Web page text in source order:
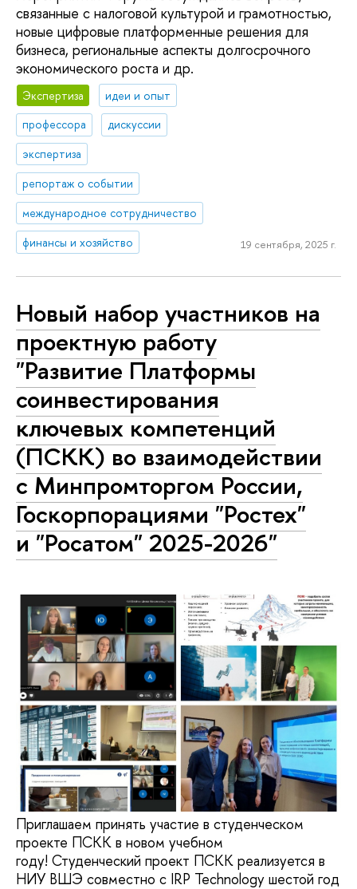
связанные с налоговой культурой и грамотностью,
новые цифровые платформенные решения для
бизнеса, региональные аспекты долгосрочного
экономического роста и др.
Экспертиза
идеи и опыт
профессора
дискуссии
экспертиза
репортаж о событии
международное сотрудничество
финансы и хозяйство
19 сентября, 2025 г.
Новый набор участников на
проектную работу
"Развитие Платформы
соинвестирования
ключевых компетенций
(ПСКК) во взаимодействии
с Минпромторгом России,
Госкорпорациями "Ростех"
и "Росатом" 2025-2026"
Приглашаем принять участие в студенческом
проекте ПСКК в новом учебном
году! Студенческий проект ПСКК реализуется в
НИУ ВШЭ совместно с IRP Technology шестой год